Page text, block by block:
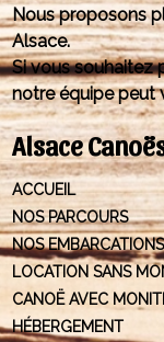
Nous proposons
Alsace.
Si vous souhaitez
notre équipe peut
Alsace
ACCUEIL
NOS PARCOURS
NOS EMBARCATIONS
LOCATION SANS
CANOË AVEC
HÉBERGEMENT